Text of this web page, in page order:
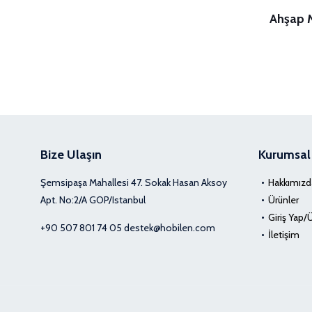
Ahşap
Bize Ulaşın
Şemsipaşa Mahallesi 47. Sokak Hasan Aksoy
Apt. No:2/A GOP/Istanbul
+90 507 801 74 05 destek@hobilen.com
Kurumsal
Ürünler
Giriş Yap/
İletişim